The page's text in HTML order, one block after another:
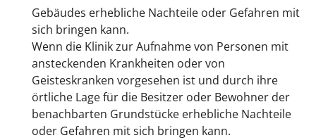
Gebäudes erhebliche Nachteile oder Gefahren mit
sich bringen kann.
Wenn die Klinik zur Aufnahme von Personen mit
ansteckenden Krankheiten oder von
Geisteskranken vorgesehen ist und durch ihre
örtliche Lage für die Besitzer oder Bewohner der
benachbarten Grundstücke erhebliche Nachteile
oder Gefahren mit sich bringen kann.